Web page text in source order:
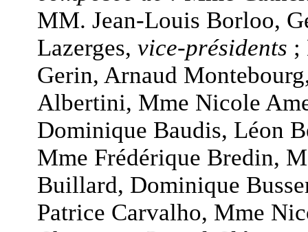
MM. Jean-Louis Borloo,
Lazerges, vice-présidents ;
Gerin, Arnaud
Albertini, Mme Nicole
Dominique Baudis, Léon
Mme Frédérique Bredin,
Buillard, Dominique
Patrice Carvalho, Mme